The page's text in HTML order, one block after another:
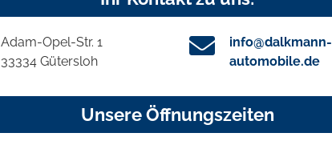
Adam-Opel-Str. 1
33334 Gütersloh
info@dalkmann-
automobile.de
Unsere Öffnungszeiten